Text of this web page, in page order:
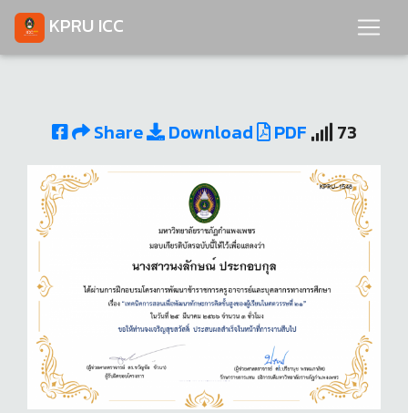
KPRU ICC
Share Download PDF 73